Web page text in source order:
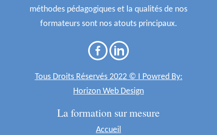
méthodes pédagogiques et la qualités de nos
formateurs sont nos atouts principaux.
Tous Droits Réservés 2022 © I Powred By:
Horizon Web Design
La formation sur mesure
Accueil